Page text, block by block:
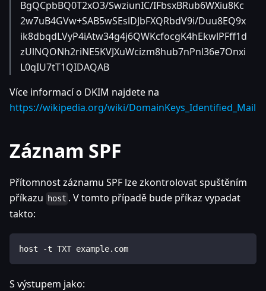
BgQCpbBQ0T2xO3/SwziunIC/IFbsxBRub6WXiu8Kc
2w7uB4GVw+SAB5wSEslDJbFXQRbdV9i/Duu8EQ9x
ik8dbqdLVyP4iAtw34g4j6QWKcfocgK4hEkwlPFff1d
zUlNQONh2riNE5KVJXuWcizm8hub7nPnl36e7Onxi
L0qIU7tT1QIDAQAB
Více informací o DKIM najdete na
https://wikipedia.org/wiki/DomainKeys_Identified_Mail
Záznam SPF
Přítomnost záznamu SPF lze zkontrolovat spuštěním
příkazu
host . V tomto případě bude příkaz vypadat
takto:
host -t TXT example.com
S výstupem jako: